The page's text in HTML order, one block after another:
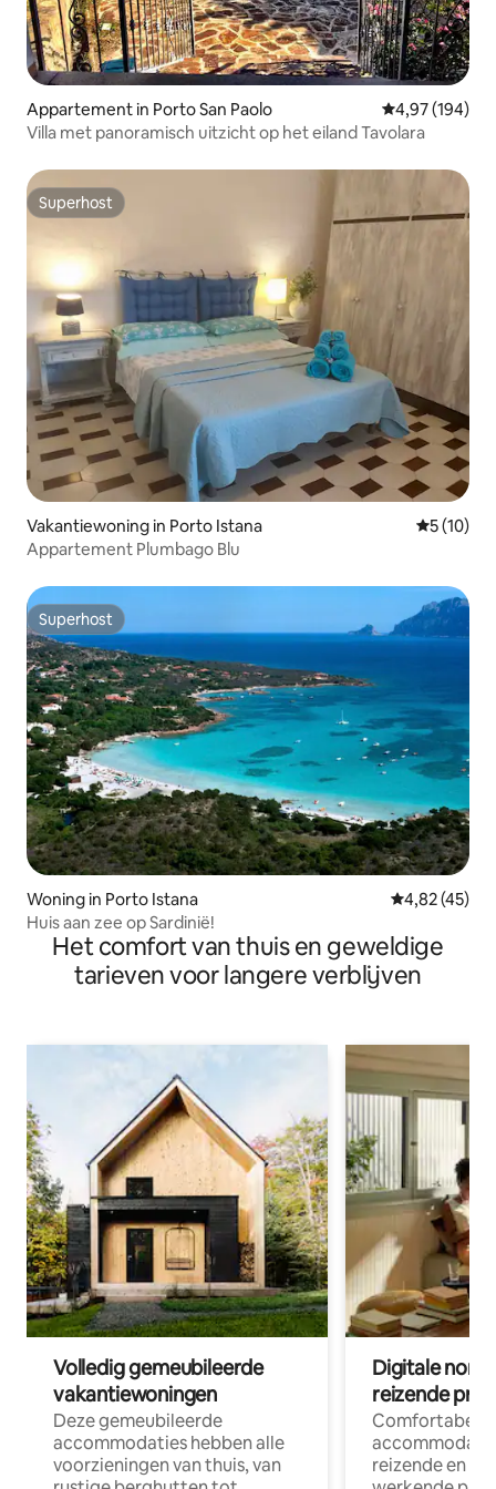
Appartement in Porto San Paolo Gemiddelde
4,97 (194)
Villa met panoramisch uitzicht op het eiland Tavolara
Superhost
Superhost
Vakantiewoning in Porto Istana
5 (10)
Appartement Plumbago Blu
Superhost
Superhost
Woning in Porto Istana Gemiddelde
4,82 (45)
Huis aan zee op Sardinië!
Het comfort van thuis en geweldige
tarieven voor langere verblijven
Volledig gemeubileerde
vakantiewoningen
Deze gemeubileerde
accommodaties hebben alle
voorzieningen van thuis, van
Digitale
reizende
Comfortabele
reizende en